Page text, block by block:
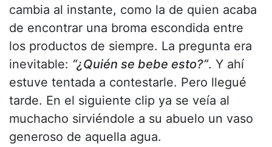
cambia al instante, como la de quien acaba
de encontrar una broma escondida entre
los productos de siempre. La pregunta era
inevitable: “¿Quién se bebe esto?”. Y ahí
estuve tentada a contestarle. Pero llegué
tarde. En el siguiente clip ya se veía al
muchacho sirviéndole a su abuelo un vaso
generoso de aquella agua.